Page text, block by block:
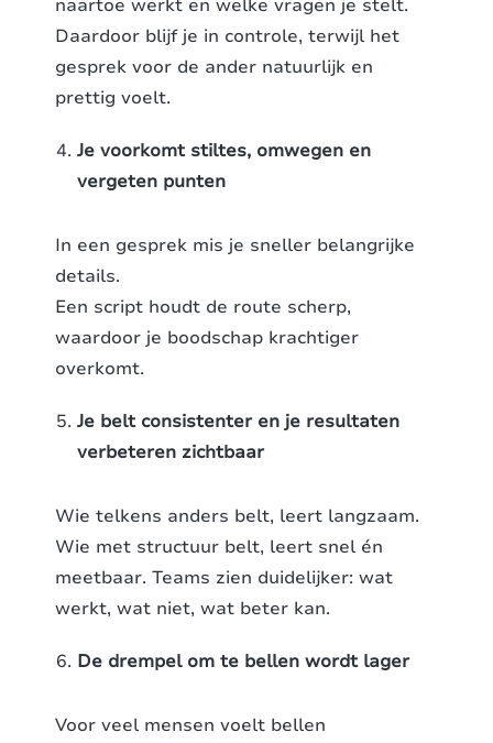
naartoe werkt en welke vragen je stelt.
Daardoor blijf je in controle, terwijl het
gesprek voor de ander natuurlijk en
prettig voelt.
Je voorkomt stiltes, omwegen en
vergeten punten
In een gesprek mis je sneller belangrijke
details.
Een script houdt de route scherp,
waardoor je boodschap krachtiger
overkomt.
Je belt consistenter en je resultaten
verbeteren zichtbaar
Wie telkens anders belt, leert langzaam.
Wie met structuur belt, leert snel én
meetbaar. Teams zien duidelijker: wat
werkt, wat niet, wat beter kan.
De drempel om te bellen wordt lager
Voor veel mensen voelt bellen